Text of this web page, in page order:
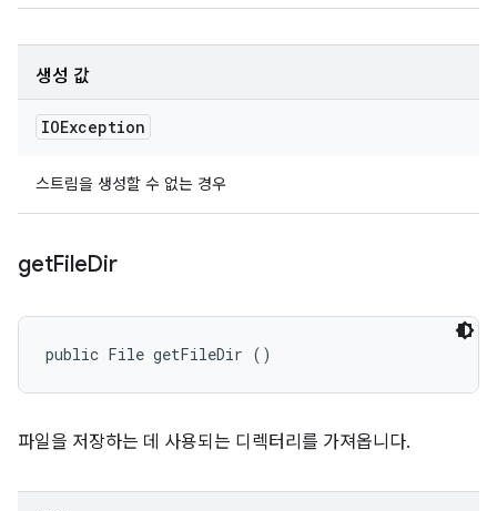
생성 값
IOException
스트림을 생성할 수 없는 경우
getFileDir
public File getFileDir ()
파일을 저장하는 데 사용되는 디렉터리를 가져옵니다.